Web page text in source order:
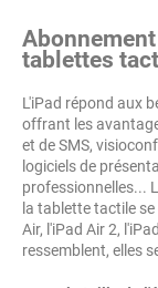
tablettes
L'iPad répond aux
offrant les
et de SMS,
logiciels de
professionnelles...
la tablette tactile
Air, l'iPad Air 2,
ressemblent, elles